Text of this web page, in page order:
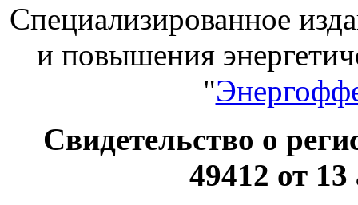
Специализированное
и повышения
"
Свидетельство о
49412 от